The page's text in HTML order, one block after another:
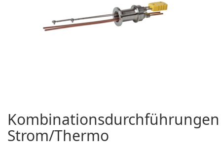
Kombinationsdurchführungen
Strom/Thermo